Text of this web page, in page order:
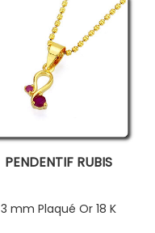
PENDENTIF RUBIS
3 mm Plaqué Or 18 K